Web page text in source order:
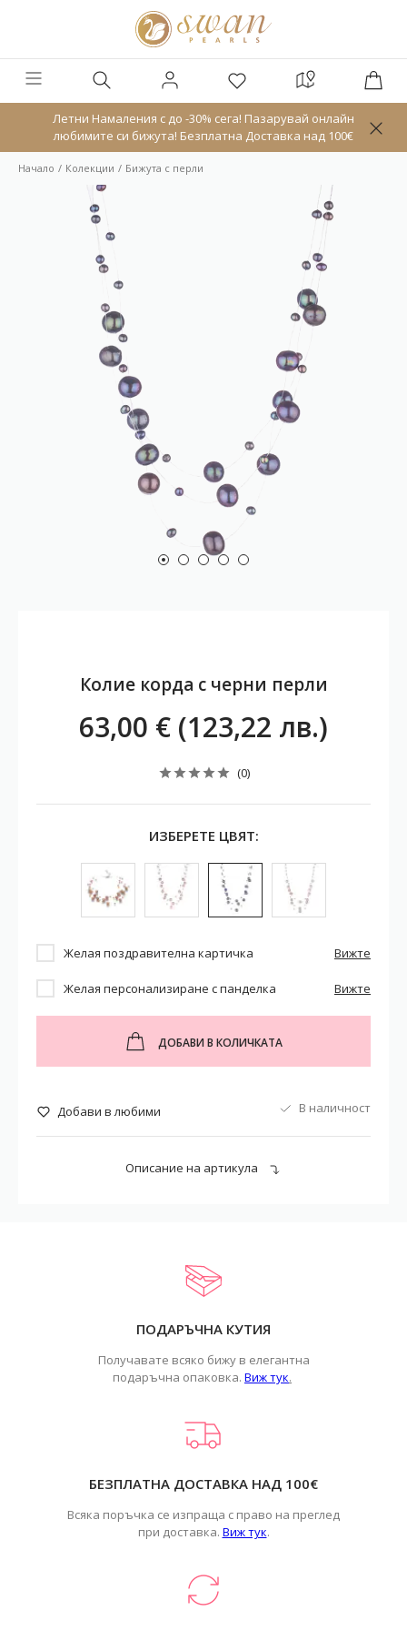
Летни Намаления с до -30% сега! Пазарувай онлайн
любимите си бижута! Безплатна Доставка над 100€
Начало Колекции Бижута с перли
Колие корда с черни перли
63,00 € (123,22 лв.)
(0)
ИЗБЕРЕТЕ ЦВЯТ:
Желая поздравителна картичка Вижте
Желая персонализиране с панделка Вижте
ДОБАВИ В КОЛИЧКАТА
Добави в любими В наличност
Описание на артикула
ПОДАРЪЧНА КУТИЯ
Получавате всяко бижу в елегантна
подаръчна опаковка. Виж тук.
БЕЗПЛАТНА ДОСТАВКА НАД 100€
Всяка поръчка се изпраща с право на преглед
при доставка. Виж тук.